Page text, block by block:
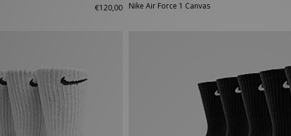
€120,00 Nike Air Force 1 Canvas